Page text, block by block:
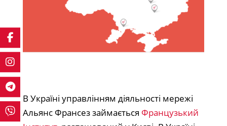
В Україні управлінням діяльності мережі
Альянс Франсез займається Французький